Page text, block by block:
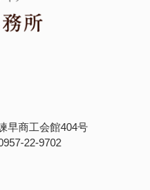
早商工会館404号
22-9702